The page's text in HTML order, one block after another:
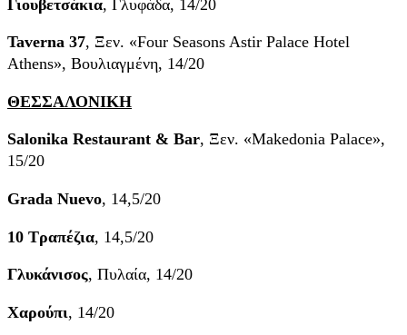
Γιουβετσάκια, Γλυφάδα, 14/20
Taverna 37, Ξεν. «Four Seasons Astir Palace Hotel
Athens», Βουλιαγμένη, 14/20
ΘΕΣΣΑΛΟΝΙΚΗ
Salonika Restaurant & Bar, Ξεν. «Makedonia Palace»,
15/20
Grada Nuevo, 14,5/20
10 Τραπέζια, 14,5/20
Γλυκάνισος, Πυλαία, 14/20
Χαρούπι, 14/20